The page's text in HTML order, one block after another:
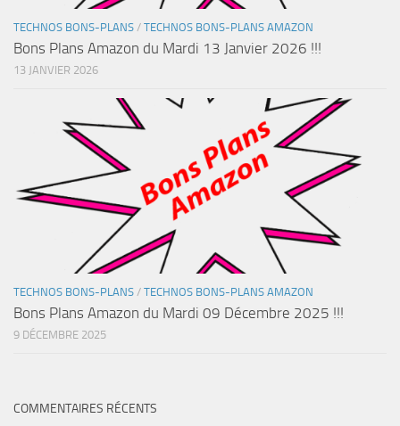
TECHNOS BONS-PLANS / TECHNOS BONS-PLANS AMAZON
Bons Plans Amazon du Mardi 13 Janvier 2026 !!!
13 JANVIER 2026
TECHNOS BONS-PLANS / TECHNOS BONS-PLANS AMAZON
Bons Plans Amazon du Mardi 09 Décembre 2025 !!!
9 DÉCEMBRE 2025
COMMENTAIRES RÉCENTS